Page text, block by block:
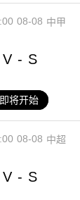
08-08 中甲
V - S
即将开始
08-08 中超
V - S